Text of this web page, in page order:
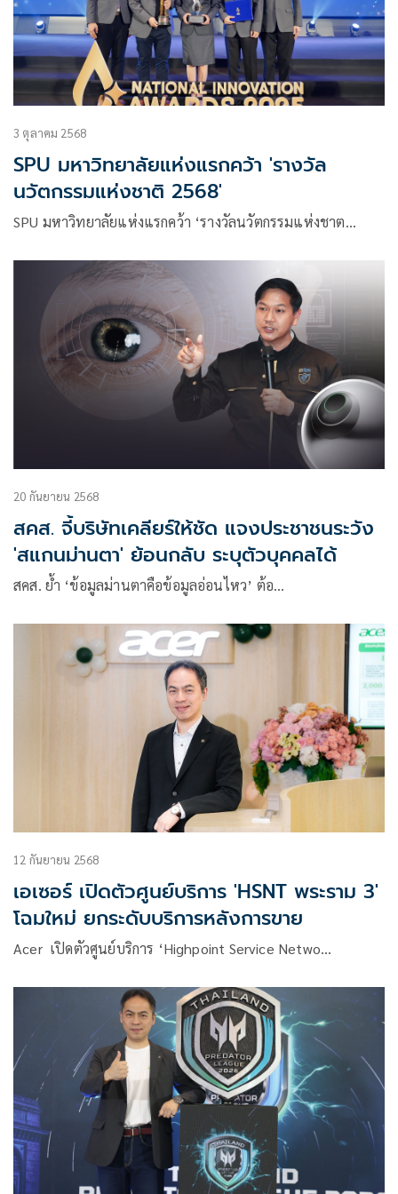
3 ตุลาคม 2568
SPU มหาวิทยาลัยแห่งแรกคว้า 'รางวัล
นวัตกรรมแห่งชาติ 2568'
SPU มหาวิทยาลัยแห่งแรกคว้า ‘รางวัลนวัตกรรมแห่งชาต…
20 กันยายน 2568
สคส. จี้บริษัทเคลียร์ให้ชัด แจงประชาชนระวัง
'สแกนม่านตา' ย้อนกลับ ระบุตัวบุคคลได้
สคส. ย้ำ ‘ข้อมูลม่านตาคือข้อมูลอ่อนไหว’ ต้อ…
12 กันยายน 2568
เอเซอร์ เปิดตัวศูนย์บริการ 'HSNT พระราม 3'
โฉมใหม่ ยกระดับบริการหลังการขาย
Acer เปิดตัวศูนย์บริการ ‘Highpoint Service Netwo…